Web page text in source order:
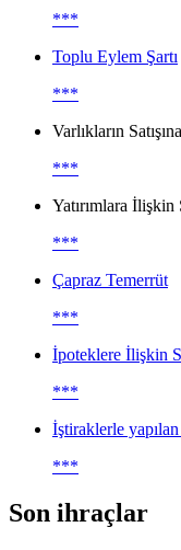
***
Toplu Eylem Şartı
***
Varlıkların
***
Yatırımlara İlişkin
***
Çapraz Temerrüt
***
İpoteklere İlişkin
***
İştiraklerle
***
Son ihraçlar